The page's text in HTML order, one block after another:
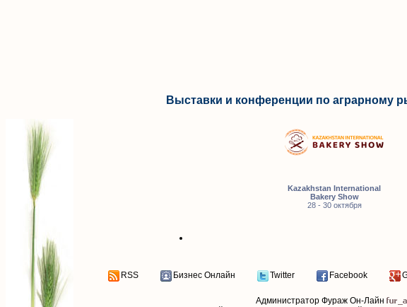
Выставки и конференции по аграрному
Kazakhstan International
Bakery Show
28 - 30 октября
RSS Бизнес Онлайн Twitter Facebook
Администратор Фураж Он-Лайн